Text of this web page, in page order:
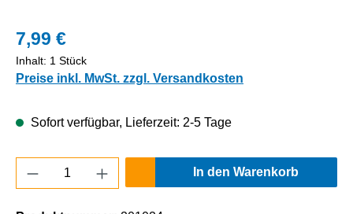
7,99 €
Inhalt: 1 Stück
Preise inkl. MwSt. zzgl. Versandkosten
Sofort verfügbar, Lieferzeit: 2-5 Tage
Produkt Anzahl: Gib den gewünschten
In den Warenkorb